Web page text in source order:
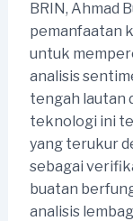
BRIN, Ahmad
pemanfaatan
untuk
analisis
tengah lautan
teknologi ini
yang terukur
sebagai
buatan
analisis